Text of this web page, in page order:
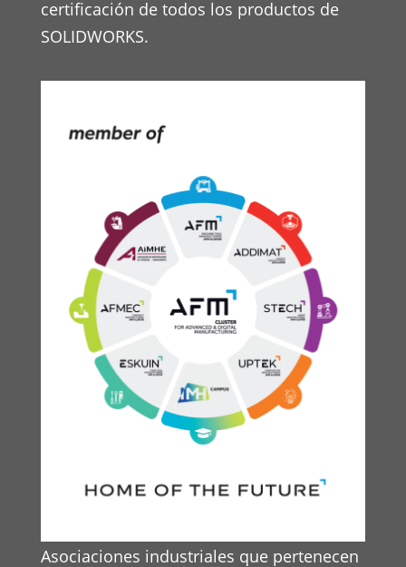
certificación de todos los productos de
SOLIDWORKS.
Asociaciones industriales que pertenecen